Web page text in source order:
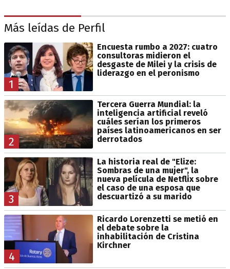
Más leídas de Perfil
1
Encuesta rumbo a 2027: cuatro
consultoras midieron el
desgaste de Milei y la crisis de
liderazgo en el peronismo
2
Tercera Guerra Mundial: la
inteligencia artificial reveló
cuáles serían los primeros
países latinoamericanos en ser
derrotados
3
La historia real de "Elize:
Sombras de una mujer", la
nueva película de Netflix sobre
el caso de una esposa que
descuartizó a su marido
4
Ricardo Lorenzetti se metió en
el debate sobre la
inhabilitación de Cristina
Kirchner